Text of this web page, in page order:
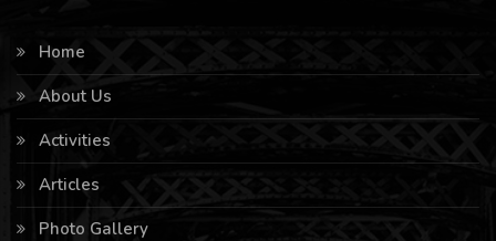
Home
About Us
Activities
Articles
Photo Gallery